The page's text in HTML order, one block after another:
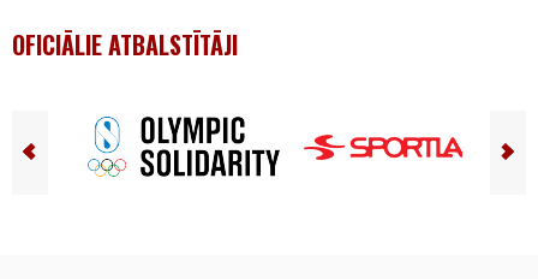
OFICIĀLIE ATBALSTĪTĀJI